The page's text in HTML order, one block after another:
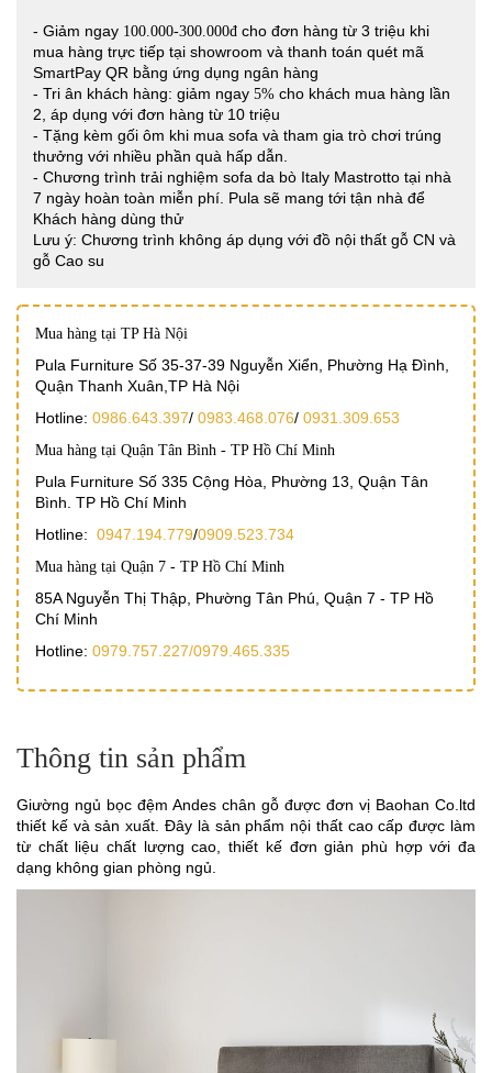
- Giảm ngay 100.000-300.000đ cho đơn hàng từ 3 triệu khi
mua hàng trực tiếp tại showroom và thanh toán quét mã
SmartPay QR bằng ứng dụng ngân hàng
- Tri ân khách hàng: giảm ngay 5% cho khách mua hàng lần
2, áp dụng với đơn hàng từ 10 triệu
- Tặng kèm gối ôm khi mua sofa và tham gia trò chơi trúng
thưởng với nhiều phần quà hấp dẫn.
- Chương trình trải nghiệm sofa da bò Italy Mastrotto tại nhà
7 ngày hoàn toàn miễn phí. Pula sẽ mang tới tận nhà để
Khách hàng dùng thử
Lưu ý: Chương trình không áp dụng với đồ nội thất gỗ CN và
gỗ Cao su
Mua hàng tại TP Hà Nội
Pula Furniture Số 35-37-39 Nguyễn Xiển, Phường Hạ Đình,
Quận Thanh Xuân,TP Hà Nội
Hotline: 0986.643.397/ 0983.468.076/ 0931.309.653
Mua hàng tại Quận Tân Bình - TP Hồ Chí Minh
Pula Furniture Số 335 Cộng Hòa, Phường 13, Quận Tân
Bình. TP Hồ Chí Minh
Hotline: 0947.194.779/0909.523.734
Mua hàng tại Quận 7 - TP Hồ Chí Minh
85A Nguyễn Thị Thập, Phường Tân Phú, Quận 7 - TP Hồ
Chí Minh
Hotline: 0979.757.227/0979.465.335
Thông tin sản phẩm
Giường ngủ bọc đệm Andes chân gỗ được đơn vị Baohan Co.ltd
thiết kế và sản xuất. Đây là sản phẩm nội thất cao cấp được làm
từ chất liệu chất lượng cao, thiết kế đơn giản phù hợp với đa
dạng không gian phòng ngủ.